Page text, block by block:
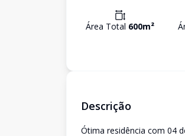
Área Total 600m²
Descrição
Ótima residência com 04